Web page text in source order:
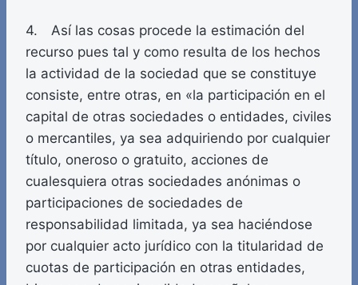
4. Así las cosas procede la estimación del
recurso pues tal y como resulta de los hechos
la actividad de la sociedad que se constituye
consiste, entre otras, en «la participación en el
capital de otras sociedades o entidades, civiles
o mercantiles, ya sea adquiriendo por cualquier
título, oneroso o gratuito, acciones de
cualesquiera otras sociedades anónimas o
participaciones de sociedades de
responsabilidad limitada, ya sea haciéndose
por cualquier acto jurídico con la titularidad de
cuotas de participación en otras entidades,